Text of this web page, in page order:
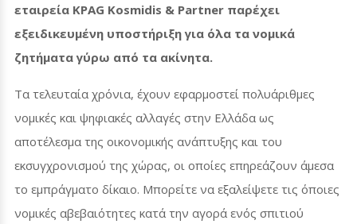
εταιρεία KPAG Kosmidis & Partner παρέχει
εξειδικευμένη υποστήριξη για όλα τα νομικά
ζητήματα γύρω από τα ακίνητα.
Τα τελευταία χρόνια, έχουν εφαρμοστεί πολυάριθμες
νομικές και ψηφιακές αλλαγές στην Ελλάδα ως
αποτέλεσμα της οικονομικής ανάπτυξης και του
εκσυγχρονισμού της χώρας, οι οποίες επηρεάζουν άμεσα
το εμπράγματο δίκαιο. Μπορείτε να εξαλείψετε τις όποιες
νομικές αβεβαιότητες κατά την αγορά ενός σπιτιού